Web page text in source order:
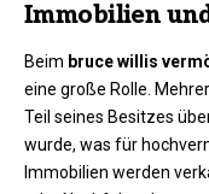
Immobilien
Beim bruce willis
eine große Rolle.
Teil seines Besitzes
wurde, was für
Immobilien werden